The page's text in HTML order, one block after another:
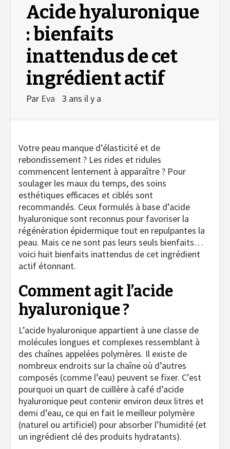
Acide hyaluronique
: bienfaits
inattendus de cet
ingrédient actif
Par Eva 3 ans il y a
Votre peau manque d’élasticité et de
rebondissement ? Les rides et ridules
commencent lentement à apparaître ? Pour
soulager les maux du temps, des soins
esthétiques efficaces et ciblés sont
recommandés. Ceux formulés à base d’acide
hyaluronique sont reconnus pour favoriser la
régénération épidermique tout en repulpantes la
peau. Mais ce ne sont pas leurs seuls bienfaits…
voici huit bienfaits inattendus de cet ingrédient
actif étonnant.
Comment agit l’acide
hyaluronique ?
L’acide hyaluronique appartient à une classe de
molécules longues et complexes ressemblant à
des chaînes appelées polymères. Il existe de
nombreux endroits sur la chaîne où d’autres
composés (comme l’eau) peuvent se fixer. C’est
pourquoi un quart de cuillère à café d’acide
hyaluronique peut contenir environ deux litres et
demi d’eau, ce qui en fait le meilleur polymère
(naturel ou artificiel) pour absorber l’humidité (et
un ingrédient clé des produits hydratants).